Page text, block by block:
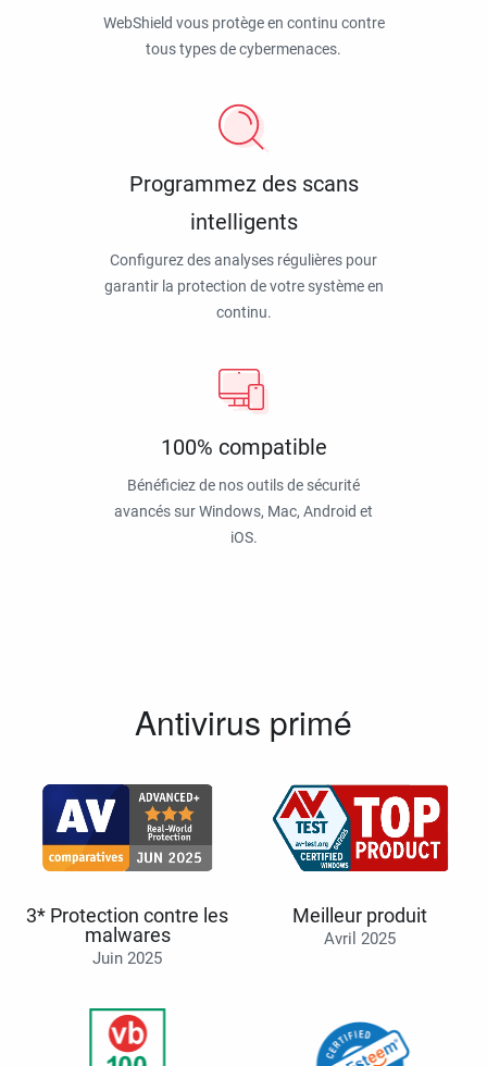
WebShield vous protège en continu contre
tous types de cybermenaces.
Programmez des scans
intelligents
Configurez des analyses régulières pour
garantir la protection de votre système en
continu.
100% compatible
Bénéficiez de nos outils de sécurité
avancés sur Windows, Mac, Android et
iOS.
Antivirus primé
3* Protection contre les
malwares
Juin 2025
Meilleur produit
Avril 2025